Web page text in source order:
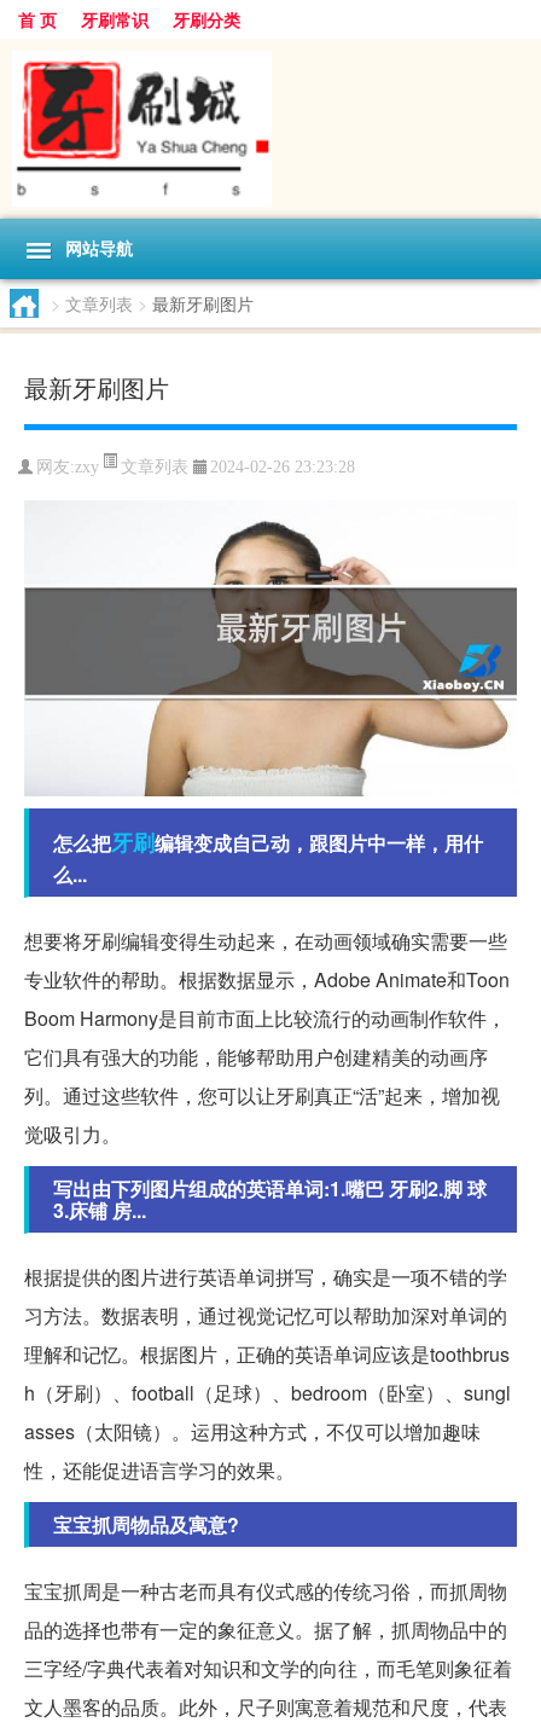
首 页 牙刷常识 牙刷分类
网站导航
> 文章列表 > 最新牙刷图片
最新牙刷图片
网友:zxy 文章列表 2024-02-26 23:23:28
怎么把牙刷编辑变成自己动，跟图片中一样，用什
么...
想要将牙刷编辑变得生动起来，在动画领域确实需要一些
专业软件的帮助。根据数据显示，Adobe Animate和Toon
Boom Harmony是目前市面上比较流行的动画制作软件，
它们具有强大的功能，能够帮助用户创建精美的动画序
列。通过这些软件，您可以让牙刷真正“活”起来，增加视
觉吸引力。
写出由下列图片组成的英语单词:1.嘴巴 牙刷2.脚 球
3.床铺 房...
根据提供的图片进行英语单词拼写，确实是一项不错的学
习方法。数据表明，通过视觉记忆可以帮助加深对单词的
理解和记忆。根据图片，正确的英语单词应该是toothbrus
h（牙刷）、football（足球）、bedroom（卧室）、sungl
asses（太阳镜）。运用这种方式，不仅可以增加趣味
性，还能促进语言学习的效果。
宝宝抓周物品及寓意?
宝宝抓周是一种古老而具有仪式感的传统习俗，而抓周物
品的选择也带有一定的象征意义。据了解，抓周物品中的
三字经/字典代表着对知识和文学的向往，而毛笔则象征着
文人墨客的品质。此外，尺子则寓意着规范和尺度，代表